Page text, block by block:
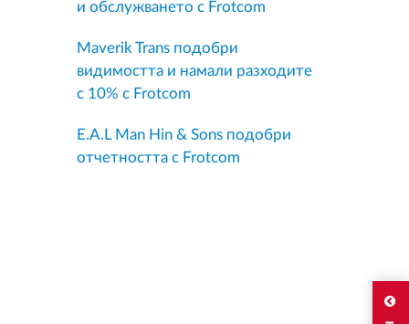
и обслужването с Frotcom
Maverik Trans подобри
видимостта и намали разходите
с 10% с Frotcom
E.A.L Man Hin & Sons подобри
отчетността с Frotcom